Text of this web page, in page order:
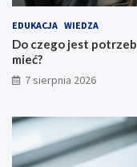
EDUKACJA WIEDZA
Do czego jest
mieć?
7 sierpnia 2026